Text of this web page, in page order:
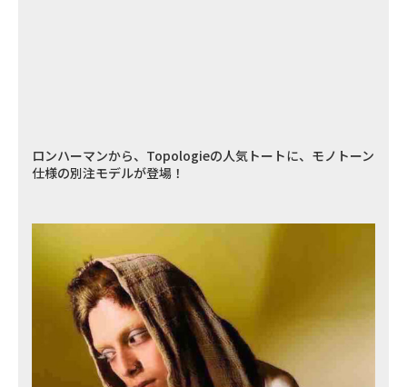
ロンハーマンから、Topologieの人気トートに、モノトーン
仕様の別注モデルが登場！